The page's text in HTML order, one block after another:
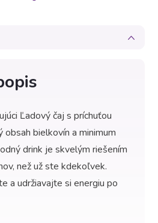
Ľadový čaj s príchuťou
obsah bielkovín a minimum
drink je skvelým riešením
než už ste kdekoľvek.
a udržiavajte si energiu po